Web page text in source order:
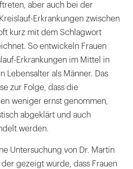
aber auch bei der
Erkrankungen zwischen
kurz mit dem Schlagwort
So entwickeln Frauen
Erkrankungen im Mittel in
Lebensalter als Männer. Das
zur Folge, dass die
weniger ernst genommen,
abgeklärt und auch
werden.
Untersuchung von Dr. Martin
der gezeigt wurde, dass Frauen